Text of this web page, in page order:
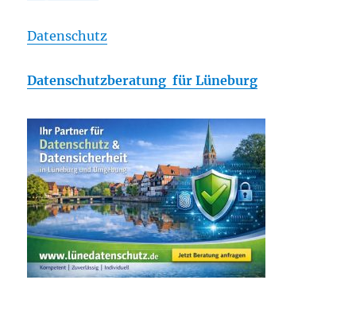
Datenschutz
Datenschutzberatung für Lüneburg